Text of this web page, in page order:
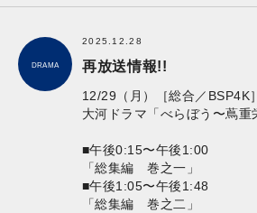
DRAMA
2025.12.28
再放送情報!!
12/29（月）［総合／BSP4K］
大河ドラマ「べらぼう〜蔦
■午後0:15〜午後1:00
「総集編 巻之一」
■午後1:05〜午後1:48
「総集編 巻之二」